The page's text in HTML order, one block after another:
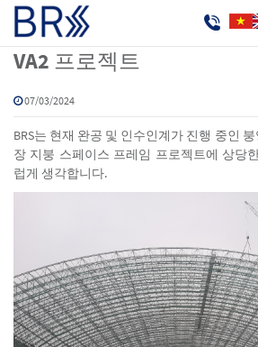
Trang chủ 소식
VA2 프로젝트
07/03/2024
BRS는 현재 완공 및 인수인계가 진행 중인
장 지붕 스페이스 프레임 프로젝트에 상당
럽게 생각합니다.